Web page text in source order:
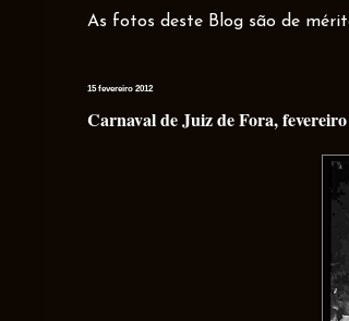
As fotos deste Blog são de
15 fevereiro 2012
Carnaval de Juiz de Fora,